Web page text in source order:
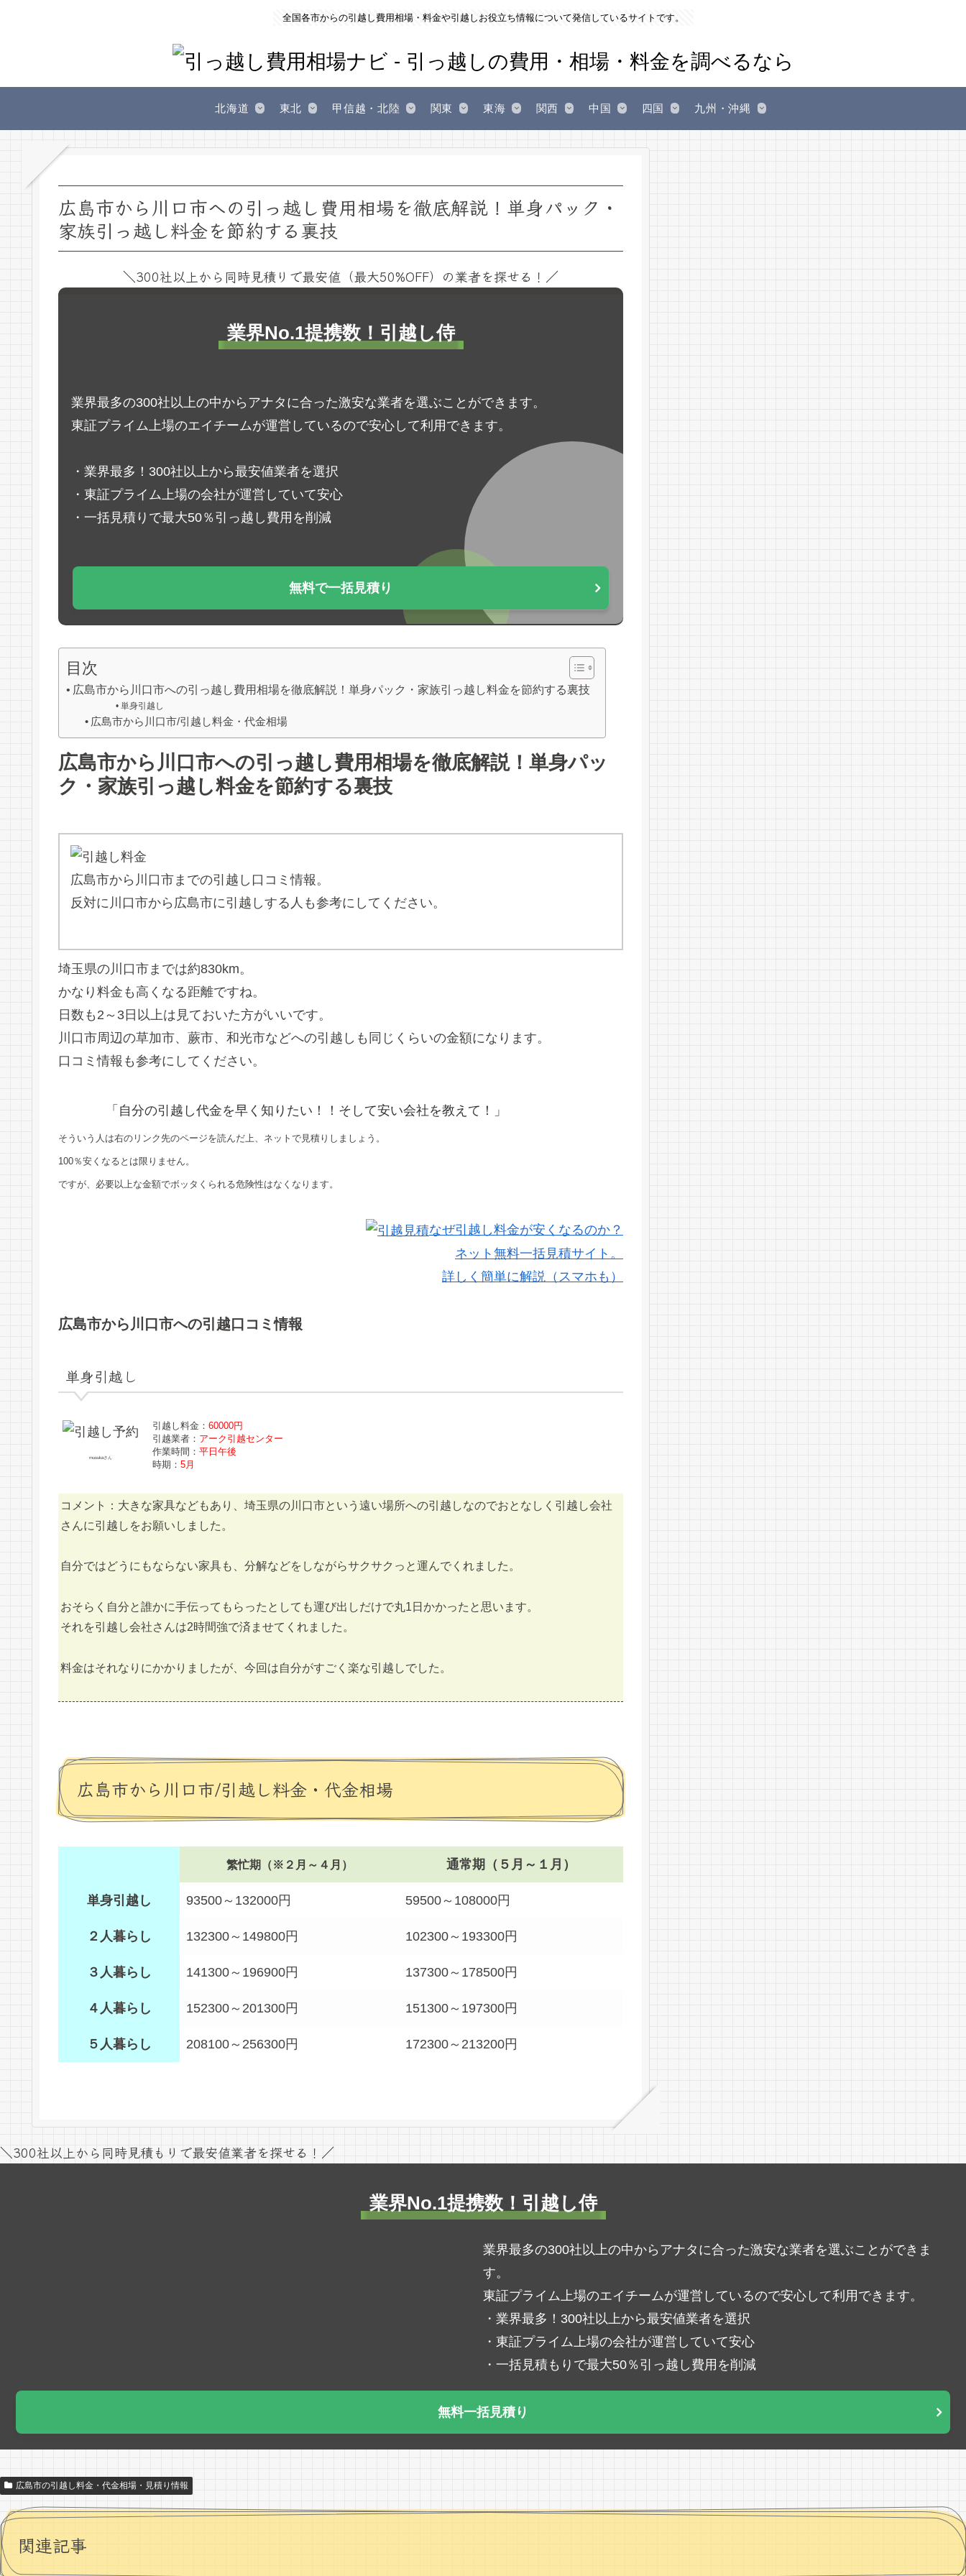
全国各市からの引越し費用相場・料金や引越しお役立ち情報について発信しているサイトです。
北海道 東北 甲信越・北陸 関東 東海 関西 中国 四国 九州・沖縄
広島市から川口市への引っ越し費用相場を徹底解説！単身パック・
家族引っ越し料金を節約する裏技
＼300社以上から同時見積りで最安値（最大50%OFF）の業者を探せる！／
業界No.1提携数！引越し侍
業界最多の300社以上の中からアナタに合った激安な業者を選ぶことができます。
東証プライム上場のエイチームが運営しているので安心して利用できます。
・業界最多！300社以上から最安値業者を選択
・東証プライム上場の会社が運営していて安心
・一括見積りで最大50％引っ越し費用を削減
無料で一括見積り
目次
広島市から川口市への引っ越し費用相場を徹底解説！単身パック・家族引っ越し料金を節約する裏技
単身引越し
広島市から川口市/引越し料金・代金相場
広島市から川口市への引っ越し費用相場を徹底解説！単身パッ
ク・家族引っ越し料金を節約する裏技
広島市から川口市までの引越し口コミ情報。
反対に川口市から広島市に引越しする人も参考にしてください。
埼玉県の川口市までは約830km。
かなり料金も高くなる距離ですね。
日数も2～3日以上は見ておいた方がいいです。
川口市周辺の草加市、蕨市、和光市などへの引越しも同じくらいの金額になります。
口コミ情報も参考にしてください。
「自分の引越し代金を早く知りたい！！そして安い会社を教えて！」
そういう人は右のリンク先のページを読んだ上、ネットで見積りしましょう。
100％安くなるとは限りません。
ですが、必要以上な金額でボッタくられる危険性はなくなります。
なぜ引越し料金が安くなるのか？
ネット無料一括見積サイト。
詳しく簡単に解説（スマホも）
広島市から川口市への引越口コミ情報
単身引越し
musukaさん
引越し料金： 60000円
引越業者： アーク引越センター
作業時間： 平日午後
時期： 5月
コメント：大きな家具などもあり、埼玉県の川口市という遠い場所への引越しなのでおとなしく引越し会社
さんに引越しをお願いしました。
自分ではどうにもならない家具も、分解などをしながらサクサクっと運んでくれました。
おそらく自分と誰かに手伝ってもらったとしても運び出しだけで丸1日かかったと思います。
それを引越し会社さんは2時間強で済ませてくれました。
料金はそれなりにかかりましたが、今回は自分がすごく楽な引越しでした。
広島市から川口市/引越し料金・代金相場
繁忙期（※２月～４月） 通常期（５月～１月）
単身引越し 93500～132000円 59500～108000円
２人暮らし 132300～149800円 102300～193300円
３人暮らし 141300～196900円 137300～178500円
４人暮らし 152300～201300円 151300～197300円
５人暮らし 208100～256300円 172300～213200円
＼300社以上から同時見積もりで最安値業者を探せる！／
業界No.1提携数！引越し侍
業界最多の300社以上の中からアナタに合った激安な業者を選ぶことができま
す。
東証プライム上場のエイチームが運営しているので安心して利用できます。
・業界最多！300社以上から最安値業者を選択
・東証プライム上場の会社が運営していて安心
・一括見積もりで最大50％引っ越し費用を削減
無料一括見積り
広島市の引越し料金・代金相場・見積り情報
関連記事